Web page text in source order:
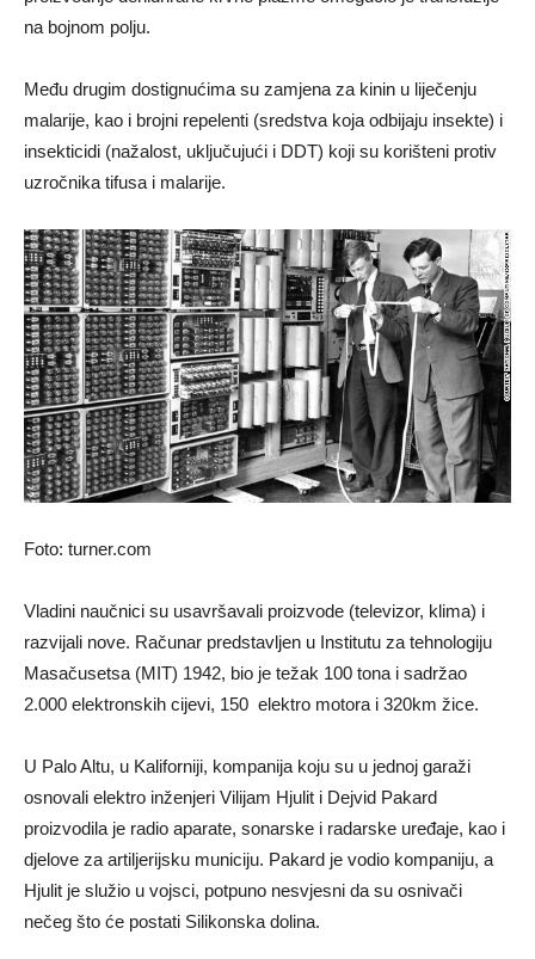
na bojnom polju.
Među drugim dostignućima su zamjena za kinin u liječenju
malarije, kao i brojni repelenti (sredstva koja odbijaju insekte) i
insekticidi (nažalost, uključujući i DDT) koji su korišteni protiv
uzročnika tifusa i malarije.
Foto: turner.com
Vladini naučnici su usavršavali proizvode (televizor, klima) i
razvijali nove. Računar predstavljen u Institutu za tehnologiju
Masačusetsa (MIT) 1942, bio je težak 100 tona i sadržao
2.000 elektronskih cijevi, 150 elektro motora i 320km žice.
U Palo Altu, u Kaliforniji, kompanija koju su u jednoj garaži
osnovali elektro inženjeri Vilijam Hjulit i Dejvid Pakard
proizvodila je radio aparate, sonarske i radarske uređaje, kao i
djelove za artiljerijsku municiju. Pakard je vodio kompaniju, a
Hjulit je služio u vojsci, potpuno nesvjesni da su osnivači
nečeg što će postati Silikonska dolina.